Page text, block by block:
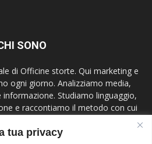
tua privacy
SONO
di Officine storte. Qui marketing e
ogni giorno. Analizziamo media,
Studiamo linguaggio,
e raccontiamo il metodo con cui
studenti e lettori attenti.